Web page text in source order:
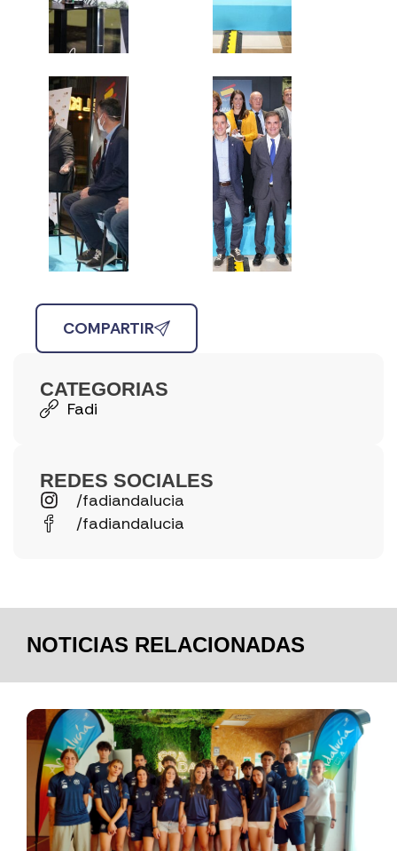
COMPARTIR
CATEGORIAS
Fadi
REDES SOCIALES
/fadiandalucia
/fadiandalucia
NOTICIAS RELACIONADAS